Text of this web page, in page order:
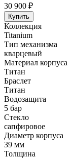
30 900 ₽
Купить
Коллекция
Titanium
Тип механизма
кварцевый
Материал корпуса
Титан
Браслет
Титан
Водозащита
5 бар
Стекло
сапфировое
Диаметр корпуса
39 мм
Толщина